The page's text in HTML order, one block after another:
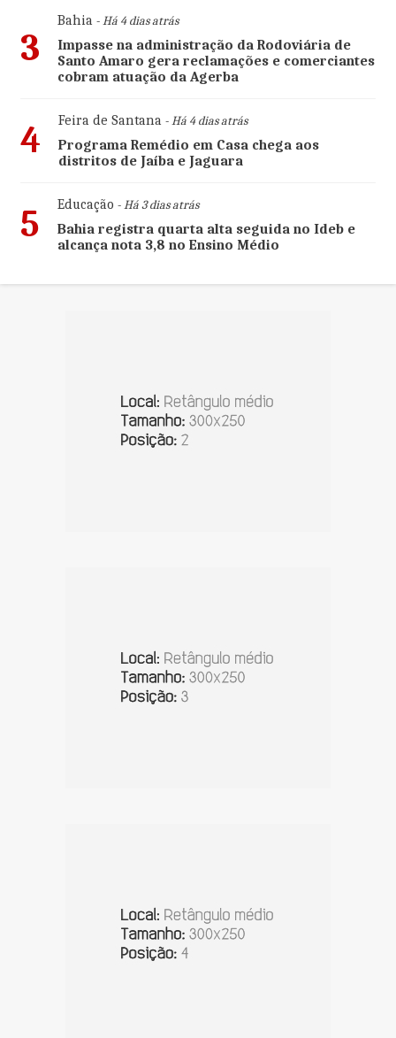
3
Bahia- Há 4 dias atrás
Impasse na administração da Rodoviária de
Santo Amaro gera reclamações e comerciantes
cobram atuação da Agerba
4 Feira de Santana- Há 4 dias atrás
Programa Remédio em Casa chega aos
distritos de Jaíba e Jaguara
5 Educação - Há 3 dias atrás
Bahia registra quarta alta seguida no Ideb e
alcança nota 3,8 no Ensino Médio